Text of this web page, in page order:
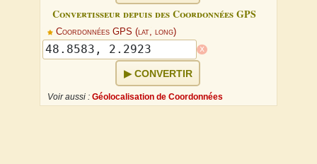
Convertisseur depuis des Coordonnées GPS
Coordonnées GPS (lat, long)
x
CONVERTIR
Voir aussi : Géolocalisation de Coordonnées